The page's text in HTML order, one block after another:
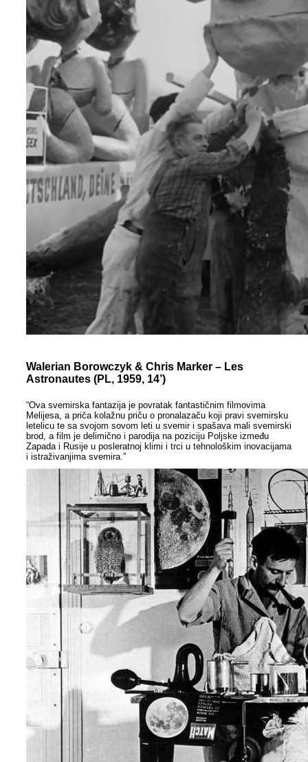
Walerian Borowczyk & Chris Marker – Les
Astronautes (PL, 1959, 14’)
“Ova svemirska fantazija je povratak fantastičnim filmovima
Melijesa, a priča kolažnu priču o pronalazaču koji pravi svemirsku
letelicu te sa svojom sovom leti u svemir i spašava mali svemirski
brod, a film je delimično i parodija na poziciju Poljske između
Zapada i Rusije u posleratnoj klimi i trci u tehnološkim inovacijama
i istraživanjima svemira.”